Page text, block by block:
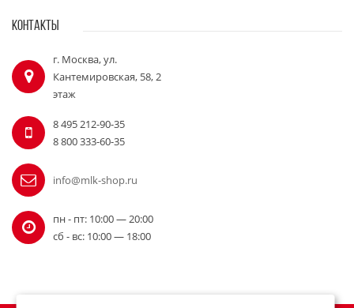
КОНТАКТЫ
г. Москва, ул.
Кантемировская, 58, 2
этаж
8 495 212-90-35
8 800 333-60-35
info@mlk-shop.ru
пн - пт: 10:00 — 20:00
сб - вс: 10:00 — 18:00